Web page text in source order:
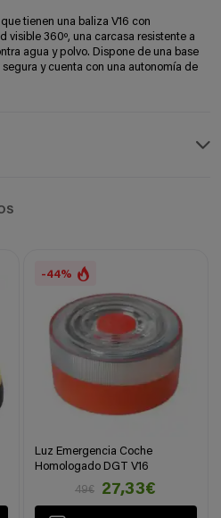
tienen una baliza V16 con
visible 360º, una carcasa resistente a
agua y polvo. Dispone de una base
y cuenta con una autonomía de
-44%
Luz Emergencia Coche
Homologado DGT V16
49€
27,33€